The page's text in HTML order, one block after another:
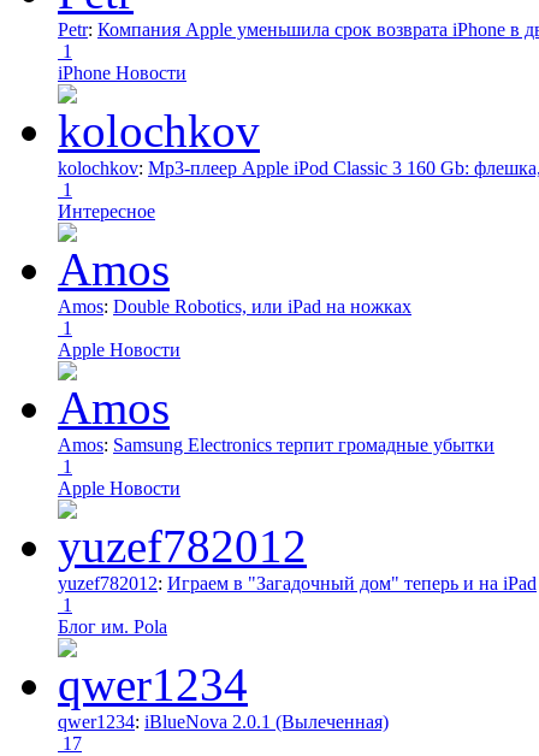
Petr: Компания Apple уменьшила срок возврата iPhone в
1
iPhone Новости
kolochkov: Mp3-плеер Apple iPod Classic 3 160 Gb:
1
Интересное
Amos: Double Robotics, или iPad на ножках
1
Apple Новости
Amos: Samsung Electronics терпит громадные убытки
1
Apple Новости
yuzef782012: Играем в "Загадочный дом" теперь и на iPad
1
Блог им. Pola
qwer1234: iBlueNova 2.0.1 (Вылеченная)
17